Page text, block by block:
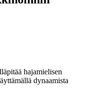
hajamielisen
dynaamista